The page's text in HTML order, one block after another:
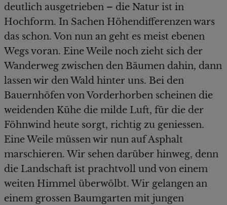
deutlich ausgetrieben – die Natur ist in
Hochform. In Sachen Höhendifferenzen wars
das schon. Von nun an geht es meist ebenen
Wegs voran. Eine Weile noch zieht sich der
Wanderweg zwischen den Bäumen dahin, dann
lassen wir den Wald hinter uns. Bei den
Bauernhöfen von Vorderhorben scheinen die
weidenden Kühe die milde Luft, für die der
Föhnwind heute sorgt, richtig zu geniessen.
Eine Weile müssen wir nun auf Asphalt
marschieren. Wir sehen darüber hinweg, denn
die Landschaft ist prachtvoll und von einem
weiten Himmel überwölbt. Wir gelangen an
einem grossen Baumgarten mit jungen